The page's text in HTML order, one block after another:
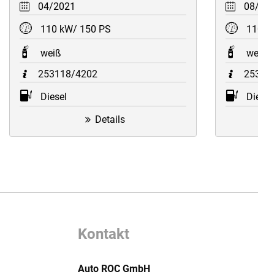
04/2021
110 kW/ 150 PS
weiß
253118/4202
Diesel
Details
Kontakt
Auto ROC GmbH